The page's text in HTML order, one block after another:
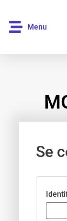
Menu
Se